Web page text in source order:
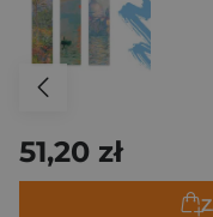
51,20 zł